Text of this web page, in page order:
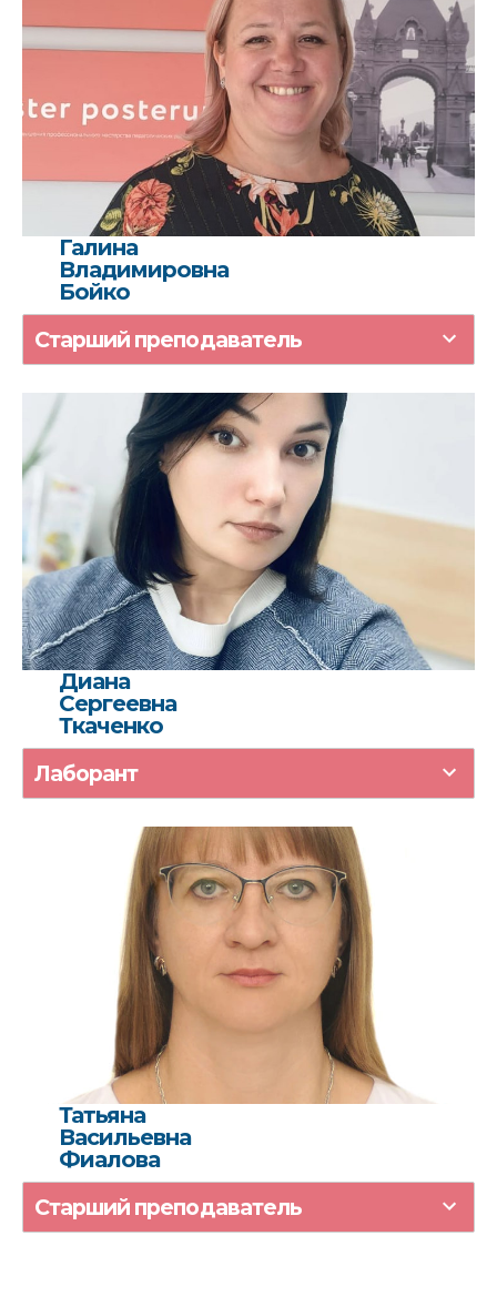
Галина
Владимировна
Бойко
Старший преподаватель
Диана
Сергеевна
Ткаченко
Лаборант
Татьяна
Васильевна
Фиалова
Старший преподаватель